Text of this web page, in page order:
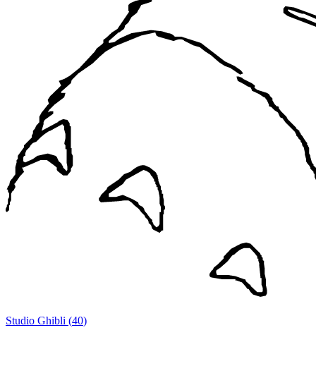
Studio Ghibli (40)